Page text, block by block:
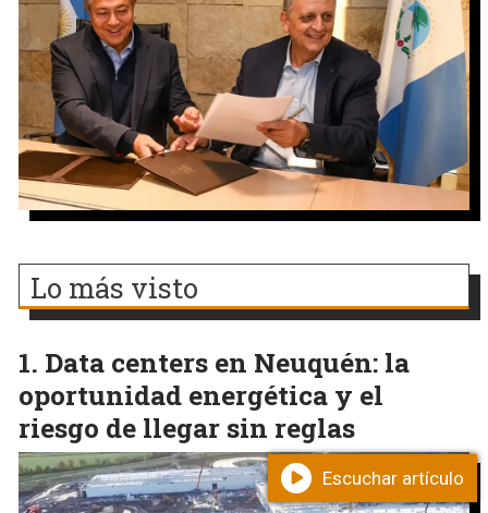
Lo más visto
Data centers en Neuquén: la
oportunidad energética y el
riesgo de llegar sin reglas
Escuchar artículo